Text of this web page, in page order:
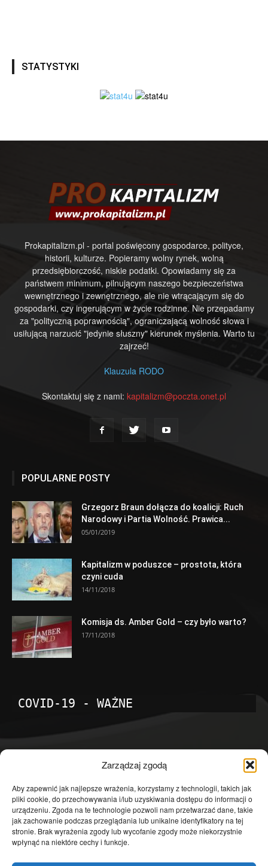
Zarządzaj zgodą
Aby zapewnić jak najlepsze wrażenia, korzystamy z technologii, takich jak
pliki cookie, do przechowywania i/lub uzyskiwania dostępu do informacji o
urządzeniu. Zgoda na te technologie pozwoli nam przetwarzać dane, takie
jak zachowanie podczas przeglądania lub unikalne identyfikatory na tej
stronie. Brak wyrażenia zgody lub wycofanie zgody może niekorzystnie
wpłynąć na niektóre cechy i funkcje.
STATYSTYKI
Prokapitalizm.pl - portal poświęcony gospodarce, polityce,
historii, kulturze. Popieramy wolny rynek, wolną
przedsiębiorczość, niskie podatki. Opowiadamy się za
państwem minimum, pilnującym naszego bezpieczeństwa
wewnętrznego i zewnętrznego, ale nie wtrącającym się do
gospodarki, czy ingerującym w życie rodzinne. Nie przepadamy
za "polityczną poprawnością", ograniczającą wolność słowa i
usiłującą narzucić "jedynie słuszny" kierunek myślenia. Warto tu
zajrzeć!
Klauzula RODO
Skontaktuj się z nami: kapitalizm@poczta.onet.pl
POPULARNE POSTY
Grzegorz Braun dołącza do koalicji: Ruch
Narodowy i Partia Wolność. Prawica...
05/01/2019
Kapitalizm w poduszce – prostota, która
czyni cuda
14/11/2018
Komisja ds. Amber Gold – czy było warto?
17/11/2018
COVID-19 - WAŻNE
Temat dnia
4601
Publicystyka
4363
Polityka
3639
Polska
Społeczeństwo
2823